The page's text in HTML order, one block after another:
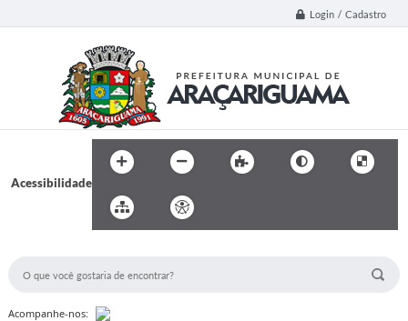
Login / Cadastro
Acessibilidade
Acompanhe-nos: